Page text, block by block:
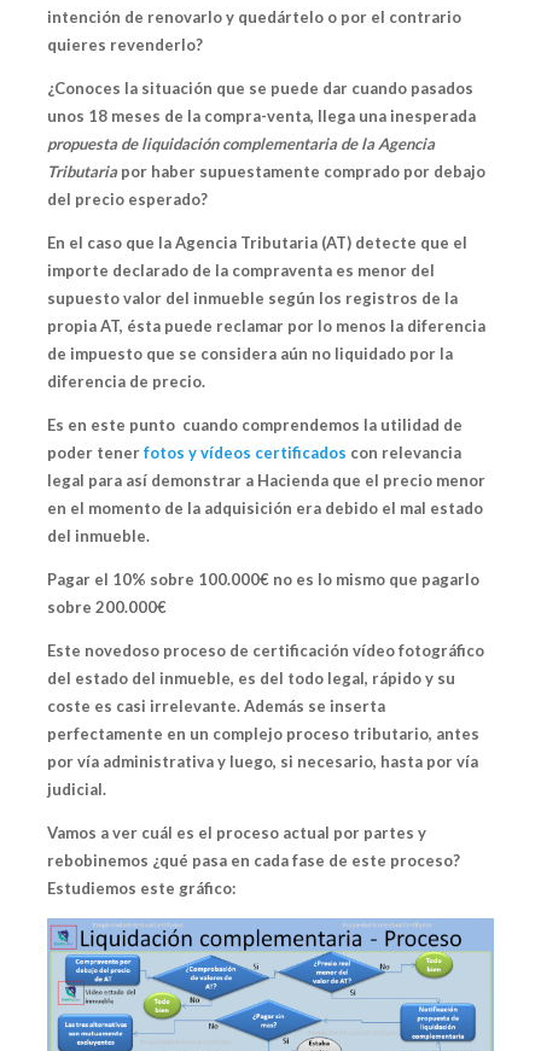
intención de renovarlo y quedártelo o por el contrario
quieres revenderlo?
¿Conoces la situación que se puede dar cuando pasados
unos 18 meses de la compra-venta, llega una inesperada
propuesta de liquidación complementaria de la Agencia
Tributariapor haber supuestamente comprado por debajo
del precio esperado?
En el caso que la Agencia Tributaria (AT) detecte que el
importe declarado de la compraventa es menor del
supuesto valor del inmueble según los registros de la
propia AT, ésta puede reclamar por lo menos la diferencia
de impuesto que se considera aún no liquidado por la
diferencia de precio.
Es en este punto cuando comprendemos la utilidad de
poder tenerfotos y vídeos certificados con relevancia
legal para así demonstrar a Hacienda que el precio menor
en el momento de la adquisición era debido el mal estado
del inmueble.
Pagar el 10% sobre 100.000€ no es lo mismo que pagarlo
sobre 200.000€
Este novedoso proceso de certificación vídeo fotográfico
del estado del inmueble, es del todo legal, rápido y su
coste es casi irrelevante. Además se inserta
perfectamente en un complejo proceso tributario, antes
por vía administrativa y luego, si necesario, hasta por vía
judicial.
Vamos a ver cuál es el proceso actual por partes y
rebobinemos ¿qué pasa en cada fase de este proceso?
Estudiemos este gráfico: